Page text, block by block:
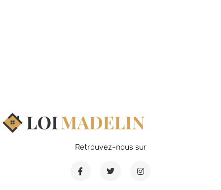
Retrouvez-nous sur